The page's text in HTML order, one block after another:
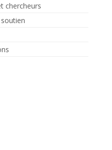
chercheurs